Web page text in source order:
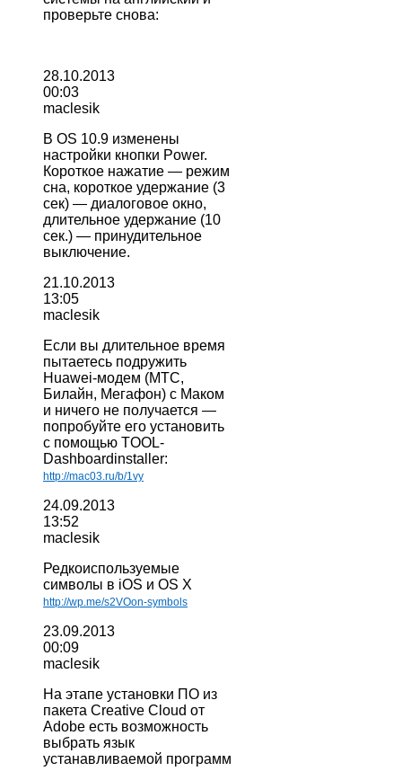
проверьте снова:
28.10.2013
00:03
maclesik
В OS 10.9 изменены
настройки кнопки Power.
Короткое нажатие — режим
сна, короткое удержание (3
сек) — диалоговое окно,
длительное удержание (10
сек.) — принудительное
выключение.
21.10.2013
13:05
maclesik
Если вы длительное время
пытаетесь подружить
Huawei-модем (МТС,
Билайн, Мегафон) с Маком
и ничего не получается —
попробуйте его установить
с помощью TOOL-
Dashboardinstaller:
http://mac03.ru/b/1vy
24.09.2013
13:52
maclesik
Редкоиспользуемые
символы в iOS и OS X
http://wp.me/s2VOon-symbols
23.09.2013
00:09
maclesik
На этапе установки ПО из
пакета Creative Cloud от
Adobe есть возможность
выбрать язык
устанавливаемой программ